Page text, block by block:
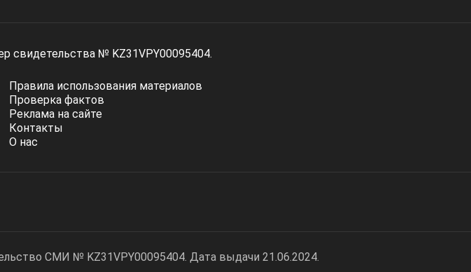
свидетельства № KZ31VPY00095404.
Правила использования материалов
Проверка фактов
Реклама на сайте
Контакты
О нас
СМИ № KZ31VPY00095404. Дата выдачи 21.06.2024.